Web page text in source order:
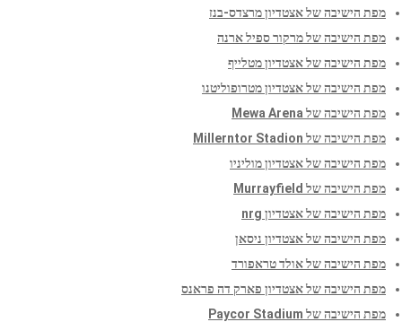
מפת הישיבה של אצטדיון מרצדס-בנז
מפת הישיבה של מרקור ספיל ארנה
מפת הישיבה של אצטדיון מטלייף
מפת הישיבה של אצטדיון מטרופוליטנו
מפת הישיבה של Mewa Arena
מפת הישיבה של Millerntor Stadion
מפת הישיבה של אצטדיון מוליניו
מפת הישיבה של Murrayfield
מפת הישיבה של אצטדיון nrg
מפת הישיבה של אצטדיון ניסאן
מפת הישיבה של אולד טראפורד
מפת הישיבה של אצטדיון פארק דה פראנס
מפת הישיבה של Paycor Stadium